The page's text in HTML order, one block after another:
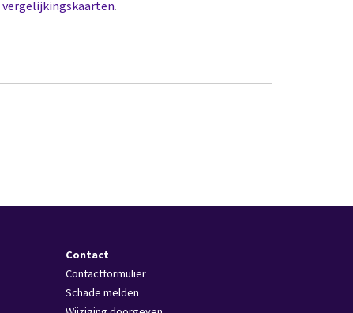
vergelijkingskaarten.
Contact
Contactformulier
Schade melden